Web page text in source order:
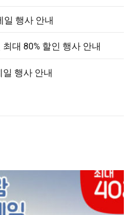
일 행사 안내
대 80% 할인 행사 안내
행사 안내